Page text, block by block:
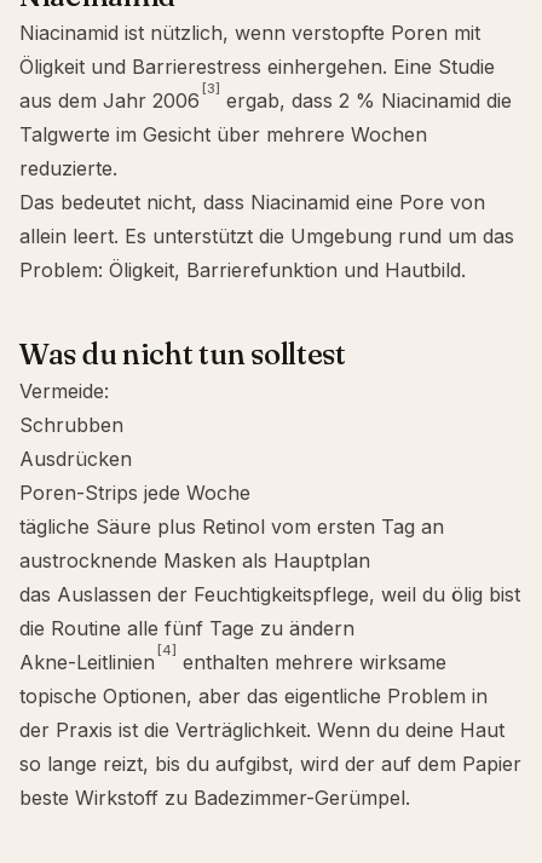
Niacinamid ist nützlich, wenn verstopfte Poren mit
Öligkeit und Barrierestress einhergehen. Eine Studie
aus dem Jahr 2006 [3] ergab, dass 2 % Niacinamid die
Talgwerte im Gesicht über mehrere Wochen
reduzierte.
Das bedeutet nicht, dass Niacinamid eine Pore von
allein leert. Es unterstützt die Umgebung rund um das
Problem: Öligkeit, Barrierefunktion und Hautbild.
Was du nicht tun solltest
Vermeide:
Schrubben
Ausdrücken
Poren-Strips jede Woche
tägliche Säure plus Retinol vom ersten Tag an
austrocknende Masken als Hauptplan
das Auslassen der Feuchtigkeitspflege, weil du ölig bist
die Routine alle fünf Tage zu ändern
Akne-Leitlinien [4] enthalten mehrere wirksame
topische Optionen, aber das eigentliche Problem in
der Praxis ist die Verträglichkeit. Wenn du deine Haut
so lange reizt, bis du aufgibst, wird der auf dem Papier
beste Wirkstoff zu Badezimmer-Gerümpel.